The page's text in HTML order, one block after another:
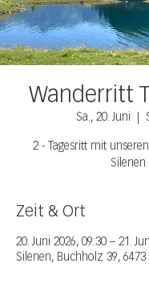
Wanderritt
Sa., 20. Juni
2 - Tagesritt mit
Silenen
Zeit & Ort
20. Juni 2026, 09:30 – 21.
Silenen, Buchholz 39,